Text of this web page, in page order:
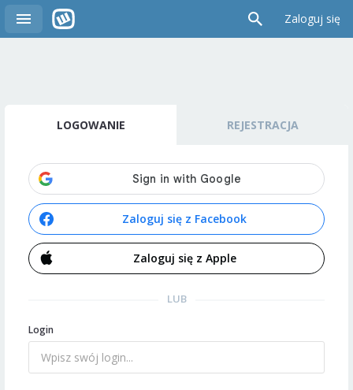
Zaloguj się
LOGOWANIE REJESTRACJA
Zaloguj się z Facebook
Zaloguj się z Apple
LUB
Login